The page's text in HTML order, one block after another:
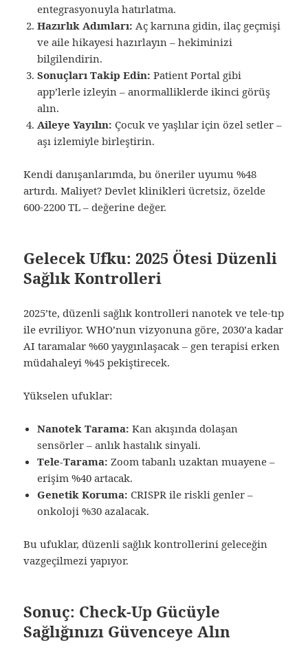
entegrasyonuyla hatırlatma.
Hazırlık Adımları: Aç karnına gidin, ilaç geçmişi
ve aile hikayesi hazırlayın – hekiminizi
bilgilendirin.
Sonuçları Takip Edin: Patient Portal gibi
app’lerle izleyin – anormalliklerde ikinci görüş
alın.
Aileye Yayılın: Çocuk ve yaşlılar için özel setler –
aşı izlemiyle birleştirin.
Kendi danışanlarımda, bu öneriler uyumu %48
artırdı. Maliyet? Devlet klinikleri ücretsiz, özelde
600-2200 TL – değerine değer.
Gelecek Ufku: 2025 Ötesi Düzenli
Sağlık Kontrolleri
2025’te, düzenli sağlık kontrolleri nanotek ve tele-tıp
ile evriliyor. WHO’nun vizyonuna göre, 2030’a kadar
AI taramalar %60 yaygınlaşacak – gen terapisi erken
müdahaleyi %45 pekiştirecek.
Yükselen ufuklar:
Nanotek Tarama: Kan akışında dolaşan
sensörler – anlık hastalık sinyali.
Tele-Tarama: Zoom tabanlı uzaktan muayene –
erişim %40 artacak.
Genetik Koruma: CRISPR ile riskli genler –
onkoloji %30 azalacak.
Bu ufuklar, düzenli sağlık kontrollerini geleceğin
vazgeçilmezi yapıyor.
Sonuç: Check-Up Gücüyle
Sağlığınızı Güvenceye Alın